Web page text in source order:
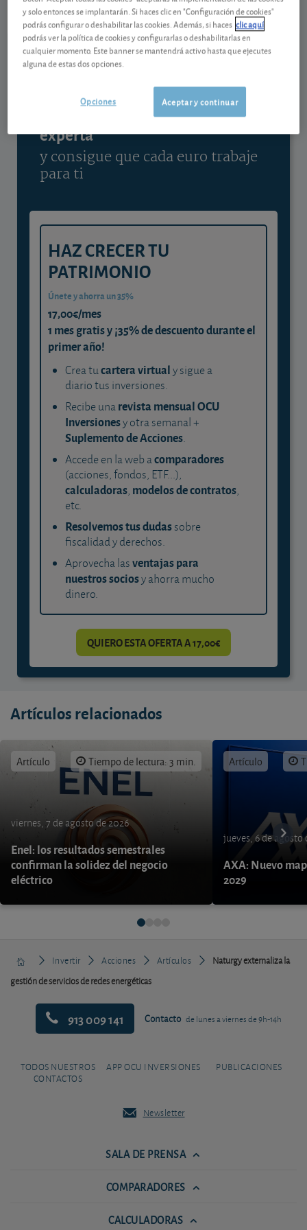
Ver detalladamente
Contenido reservado a SOCIOS
Gestiona tu dinero con visión
experta
y consigue que cada euro trabaje
para ti
HAZ CRECER TU
PATRIMONIO
Únete y ahorra un 35%
17,00€/mes
1 mes gratis y ¡35% de descuento durante el
primer año!
Crea tucartera virtualy sigue a
diario tus inversiones.
Recibe unarevista mensual OCU
Inversionesy otra semanal +
Suplemento de Acciones.
Accede en la web acomparadores
(acciones, fondos, ETF...),
calculadoras, modelos de contratos,
etc.
Resolvemos tus dudassobre
fiscalidad y derechos.
Aprovecha lasventajas para
nuestros sociosy ahorra mucho
dinero.
QUIERO ESTA OFERTA A 17,00€
Artículos relacionados
Artículo Tiempo de lectura: 3 min.
viernes, 7 de agosto de 2026
Enel: los resultados semestrales
confirman la solidez del negocio
eléctrico
Artículo
jueves, 6 de agosto
AXA: Nuevo
2029
Invertir Acciones Artículos
Naturgy externaliza la
gestión de servicios de redes energéticas
913 009 141 Contacto de lunes a viernes de 9h-14h
TODOS NUESTROS
CONTACTOS
APP OCU INVERSIONES PUBLICACIONES
Newsletter
SALA DE PRENSA
COMPARADORES
CALCULADORAS
y solo entonces se implantarán. Si haces clic en "Configuración de cookies"
podrás configurar o deshabilitar las cookies. Además, si haces clic aquí
podrás ver la política de cookies y configurarlas o deshabilitarlas en
cualquier momento. Este banner se mantendrá activo hasta que ejecutes
alguna de estas dos opciones.
Aceptar y continuar
Opciones